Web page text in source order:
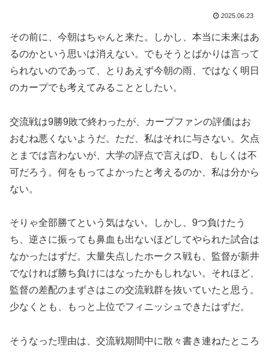
2025.06.23
その前に、今朝はちゃんと来た。しかし、本当に未来はあ
るのかという思いは消えない。でもそうとばかりは言って
られないのであって、とりあえず今朝の雨、ではなく明日
のカープでも考えてみることとしたい。
交流戦は9勝9敗で終わったが、カープファンの評価はお
おむね悪くないようだ。ただ、私はそれに与さない。欠点
とまでは言わないが、大学の評点で言えばD、もしくは不
可だろう。何をもってよかったと考えるのか、私は分から
ない。
そりゃ全部勝てという気はない。しかし、9つ負けたう
ち、逆さに振っても鼻血も出ないほどしてやられた試合は
なかったはずだ。大量失点したホークス戦も、監督が新井
でなければ勝ち負けにはなったかもしれない。それほど、
監督の差配のまずさはこの交流戦群を抜いていたと思う。
少なくとも、もっと上位でフィニッシュできたはずだ。
そうなった理由は、交流戦期間中に散々書き連ねたところ